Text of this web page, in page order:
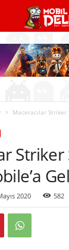
Maceracılar Striker
Striker
2020 582